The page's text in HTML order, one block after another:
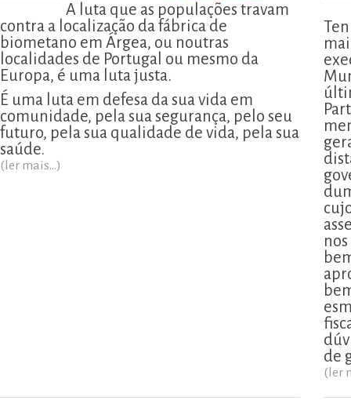
A luta que as populações travam
contra a localização da fábrica de
biometano em Árgea, ou noutras
localidades de Portugal ou mesmo da
Europa, é uma luta justa.
É uma luta em defesa da sua vida em
comunidade, pela sua segurança, pelo seu
futuro, pela sua qualidade de vida, pela sua
saúde.
(ler mais...)
de
(ler